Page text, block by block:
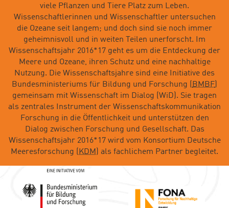
viele Pflanzen und Tiere Platz zum Leben.
Wissenschaftlerinnen und Wissenschaftler untersuchen
die Ozeane seit langem; und doch sind sie noch immer
geheimnisvoll und in weiten Teilen unerforscht. Im
Wissenschaftsjahr 2016*17 geht es um die Entdeckung der
Meere und Ozeane, ihren Schutz und eine nachhaltige
Nutzung. Die Wissenschaftsjahre sind eine Initiative des
Bundesministeriums für Bildung und Forschung (BMBF)
gemeinsam mit Wissenschaft im Dialog (WiD). Sie tragen
als zentrales Instrument der Wissenschaftskommunikation
Forschung in die Öffentlichkeit und unterstützen den
Dialog zwischen Forschung und Gesellschaft. Das
Wissenschaftsjahr 2016*17 wird vom Konsortium Deutsche
Meeresforschung (KDM) als fachlichem Partner begleitet.